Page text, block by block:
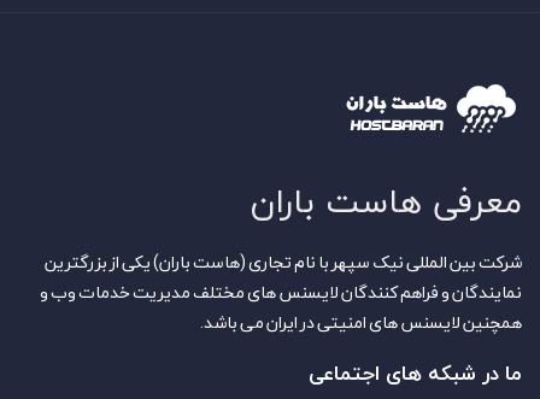
معرفی هاست باران
شرکت بین المللی نیک سپهر با نام تجاری (هاست باران) یکی از بزرگترین
نمایندگان و فراهم کنندگان لایسنس های مختلف مدیریت خدمات وب و
همچنین لایسنس های امنیتی در ایران می باشد.
ما در شبکه های اجتماعی